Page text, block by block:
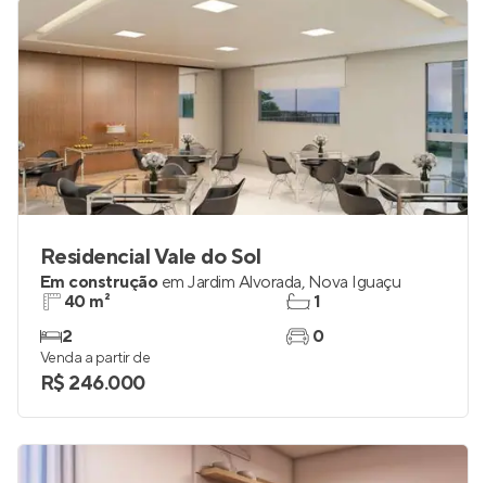
Residencial Vale do Sol
Em construção em Jardim Alvorada, Nova Iguaçu
40 m²
2
1
0
Venda a partir de
R$ 246.000